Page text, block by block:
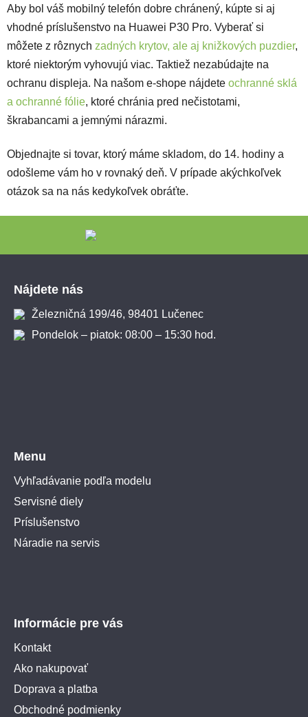
Aby bol váš mobilný telefón dobre chránený, kúpte si aj
vhodné príslušenstvo na Huawei P30 Pro. Vyberať si
môžete z rôznych zadných krytov, ale aj knižkových puzdier,
ktoré niektorým vyhovujú viac. Taktiež nezabúdajte na
ochranu displeja. Na našom e-shope nájdete ochranné sklá
a ochranné fólie, ktoré chránia pred nečistotami,
škrabancami a jemnými nárazmi.
Objednajte si tovar, ktorý máme skladom, do 14. hodiny a
odošleme vám ho v rovnaký deň. V prípade akýchkoľvek
otázok sa na nás kedykoľvek obráťte.
Nájdete nás
Železničná 199/46, 98401 Lučenec
Pondelok – piatok: 08:00 – 15:30 hod.
Menu
Vyhľadávanie podľa modelu
Servisné diely
Príslušenstvo
Náradie na servis
Informácie pre vás
Kontakt
Ako nakupovať
Doprava a platba
Obchodné podmienky